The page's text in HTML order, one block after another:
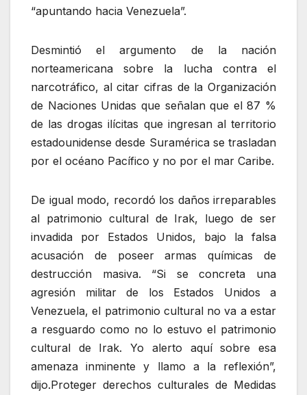
“apuntando hacia Venezuela”.
Desmintió el argumento de la nación
norteamericana sobre la lucha contra el
narcotráfico, al citar cifras de la Organización
de Naciones Unidas que señalan que el 87 %
de las drogas ilícitas que ingresan al territorio
estadounidense desde Suramérica se trasladan
por el océano Pacífico y no por el mar Caribe.
De igual modo, recordó los daños irreparables
al patrimonio cultural de Irak, luego de ser
invadida por Estados Unidos, bajo la falsa
acusación de poseer armas químicas de
destrucción masiva. “Si se concreta una
agresión militar de los Estados Unidos a
Venezuela, el patrimonio cultural no va a estar
a resguardo como no lo estuvo el patrimonio
cultural de Irak. Yo alerto aquí sobre esa
amenaza inminente y llamo a la reflexión”,
dijo.Proteger derechos culturales de Medidas